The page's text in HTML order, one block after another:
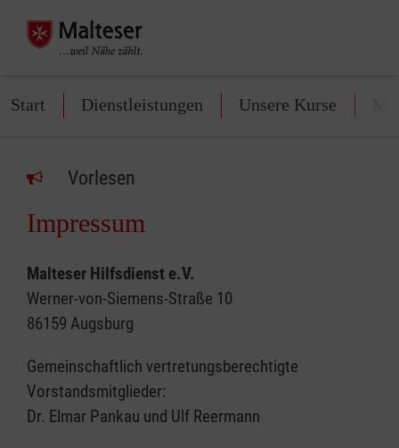
Start Dienstleistungen Unsere Kurse
Vorlesen
Impressum
Malteser Hilfsdienst e.V.
Werner-von-Siemens-Straße 10
86159 Augsburg
Gemeinschaftlich vertretungsberechtigte
Vorstandsmitglieder:
Dr. Elmar Pankau und Ulf Reermann